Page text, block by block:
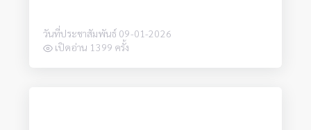
วันที่ประชาสัมพันธ์ 09-01-2026
เปิดอ่าน 1399 ครั้ง